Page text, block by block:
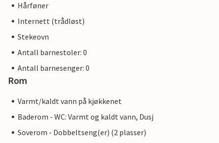
Hårføner
Internett (trådløst)
Stekeovn
Antall barnestoler: 0
Antall barnesenger: 0
Rom
Varmt/kaldt vann på kjøkkenet
Baderom - WC: Varmt og kaldt vann, Dusj
Soverom - Dobbeltseng(er) (2 plasser)